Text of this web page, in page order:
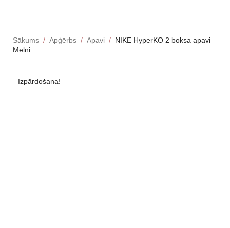
Sākums Apģērbs Apavi
NIKE HyperKO 2 boksa apavi
Melni
Izpārdošana!